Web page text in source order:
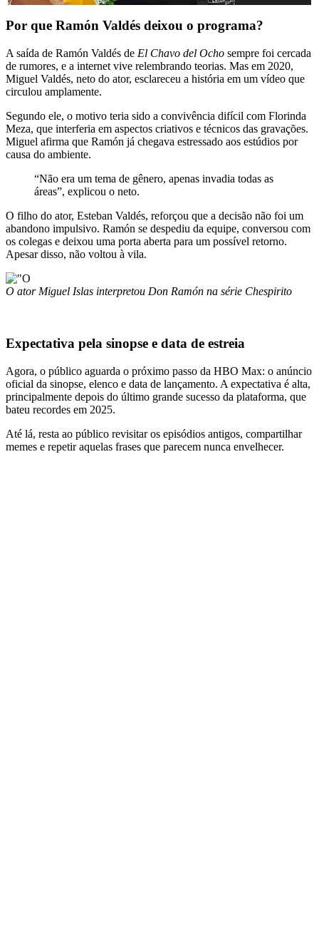
Por que Ramón Valdés deixou o programa?
A saída de Ramón Valdés de El Chavo del Ocho sempre foi cercada
de rumores, e a internet vive relembrando teorias. Mas em 2020,
Miguel Valdés, neto do ator, esclareceu a história em um vídeo que
circulou amplamente.
Segundo ele, o motivo teria sido a convivência difícil com Florinda
Meza, que interferia em aspectos criativos e técnicos das gravações.
Miguel afirma que Ramón já chegava estressado aos estúdios por
causa do ambiente.
“Não era um tema de gênero, apenas invadia todas as
áreas”, explicou o neto.
O filho do ator, Esteban Valdés, reforçou que a decisão não foi um
abandono impulsivo. Ramón se despediu da equipe, conversou com
os colegas e deixou uma porta aberta para um possível retorno.
Apesar disso, não voltou à vila.
O ator Miguel Islas interpretou Don Ramón na série Chespirito
Expectativa pela sinopse e data de estreia
Agora, o público aguarda o próximo passo da HBO Max: o anúncio
oficial da sinopse, elenco e data de lançamento. A expectativa é alta,
principalmente depois do último grande sucesso da plataforma, que
bateu recordes em 2025.
Até lá, resta ao público revisitar os episódios antigos, compartilhar
memes e repetir aquelas frases que parecem nunca envelhecer.